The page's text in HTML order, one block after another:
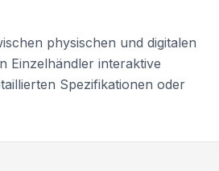
physischen und digitalen
Einzelhändler interaktive
Spezifikationen oder